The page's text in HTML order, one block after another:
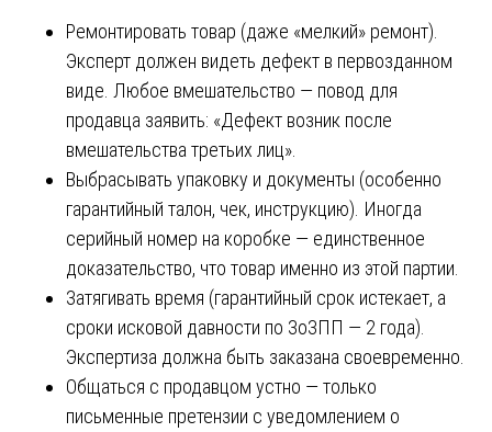
Ремонтировать товар (даже «мелкий» ремонт).
Эксперт должен видеть дефект в первозданном
виде. Любое вмешательство — повод для
продавца заявить: «Дефект возник после
вмешательства третьих лиц».
Выбрасывать упаковку и документы (особенно
гарантийный талон, чек, инструкцию). Иногда
серийный номер на коробке — единственное
доказательство, что товар именно из этой партии.
Затягивать время (гарантийный срок истекает, а
сроки исковой давности по ЗоЗПП — 2 года).
Экспертиза должна быть заказана своевременно.
Общаться с продавцом устно — только
письменные претензии с уведомлением о